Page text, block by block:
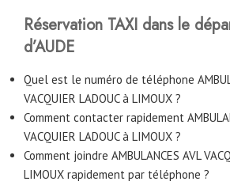
Réservation TAXI dans le
d’AUDE
Quel est le numéro de téléphone
VACQUIER LADOUC à LIMOUX ?
Comment contacter rapidement
VACQUIER LADOUC à LIMOUX ?
Comment joindre AMBULANCES AVL
LIMOUX rapidement par téléphone ?